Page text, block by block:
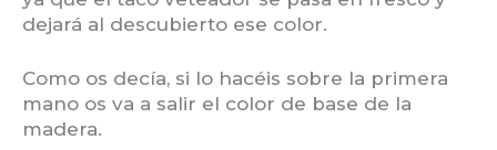
dejará al descubierto ese color.
Como os decía, si lo hacéis sobre la primera
mano os va a salir el color de base de la
madera.